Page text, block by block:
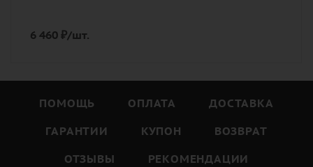
6 460 ₽/шт.
ПОМОЩЬ ОПЛАТА
ДОСТАВКА
ГАРАНТИИ
КУПОН
ВОЗВРАТ
ОТЗЫВЫ
РЕКОМЕНДАЦИИ